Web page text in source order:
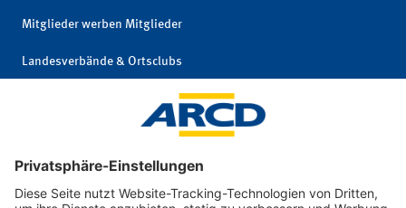
Mitglieder werben Mitglieder
Landesverbände & Ortsclubs